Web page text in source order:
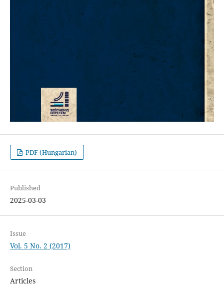
PDF (Hungarian)
Published
2025-03-03
Issue
Vol. 5 No. 2 (2017)
Section
Articles